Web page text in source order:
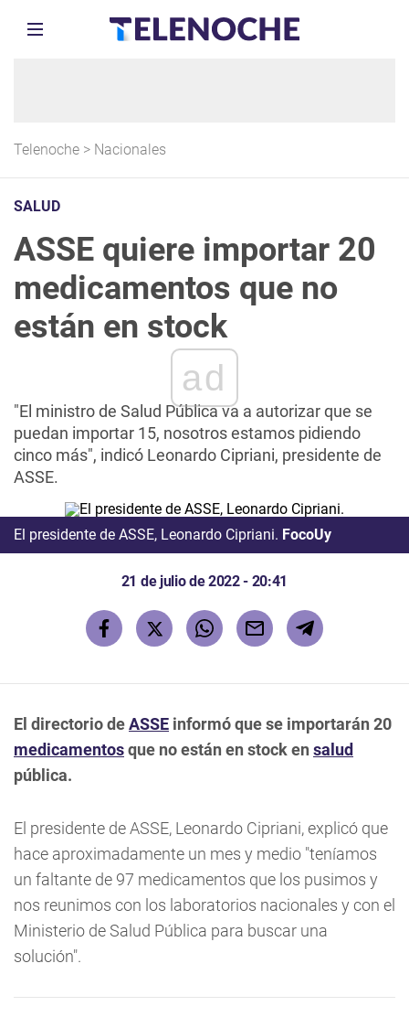
Telenoche > Nacionales
SALUD
ASSE quiere importar 20
medicamentos que no
están en stock
ad
"El ministro de Salud Pública va a autorizar que se
puedan importar 15, nosotros estamos pidiendo
cinco más", indicó Leonardo Cipriani, presidente de
ASSE.
El presidente de ASSE, Leonardo Cipriani. FocoUy
21 de julio de 2022 - 20:41
El directorio deASSE informó que se importarán 20
medicamentosque no están en stock en salud
pública.
El presidente de ASSE, Leonardo Cipriani, explicó que
hace aproximadamente un mes y medio "teníamos
un faltante de 97 medicamentos que los pusimos y
nos reunimos con los laboratorios nacionales y con el
Ministerio de Salud Pública para buscar una
solución".